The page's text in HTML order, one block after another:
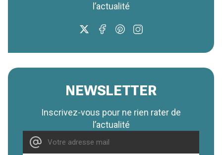
l’actualité
NEWSLETTER
Inscrivez-vous pour ne rien rater de
l’actualité